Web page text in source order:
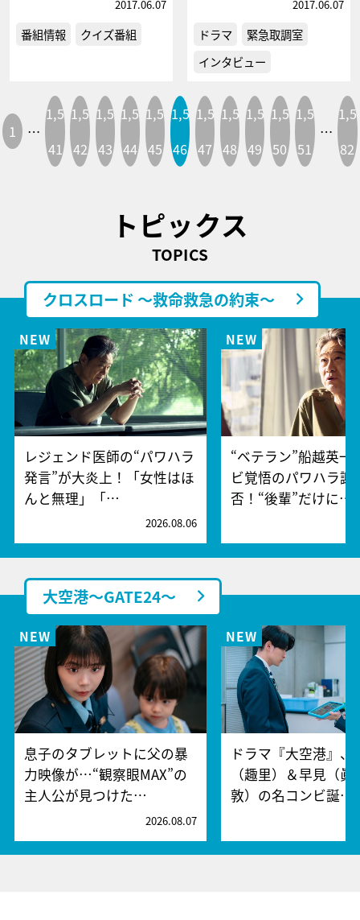
2017.06.07
番組情報 クイズ番組
2017.06.07
ドラマ
緊急取調室
インタビュー
1 …
1,5
41
1,5
42
1,5
43
1,5
44
1,5
45
1,5
46
1,5
47
1,5
48
1,5
49
1,5
50
1,5
51
…
1,5
82
トピックス
TOPICS
クロスロード ～救命救急の約束～
レジェンド医師の“パワハラ
発言”が大炎上！「女性はほ
んと無理」「…
2026.08.06
“ベテラン”船越英一
ビ覚悟のパワハラ謝
否！“後輩”だけに…
大空港～GATE24～
息子のタブレットに父の暴
力映像が…“観察眼MAX”の
主人公が見つけた…
2026.08.07
ドラマ『大空港』、
（趣里）＆早見（眞
敦）の名コンビ誕…